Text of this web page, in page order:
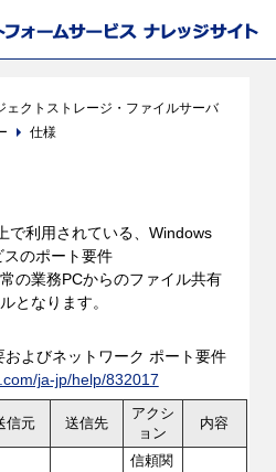
ェクトストレージ・ファイルサーバ
仕様
で利用されている、Windows
のポート要件
の業務PCからのファイル共有
となります。
よびネットワーク ポート要件
ja-jp/help/832017
信元 送信先
アクシ
ョン
内容
信頼関